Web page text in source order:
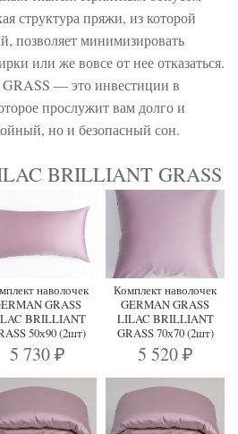
структура пряжи, из которой
позволяет минимизировать
или же вовсе от нее отказаться.
— это инвестиции в
прослужит вам долго и
но и безопасный сон.
BRILLIANT GRASS
наволочек
GRASS
BRILLIANT
50х90 (2шт)
5 730 ₽
Комплект наволочек
GERMAN GRASS
LILAC BRILLIANT
GRASS 70х70 (2шт)
5 520 ₽